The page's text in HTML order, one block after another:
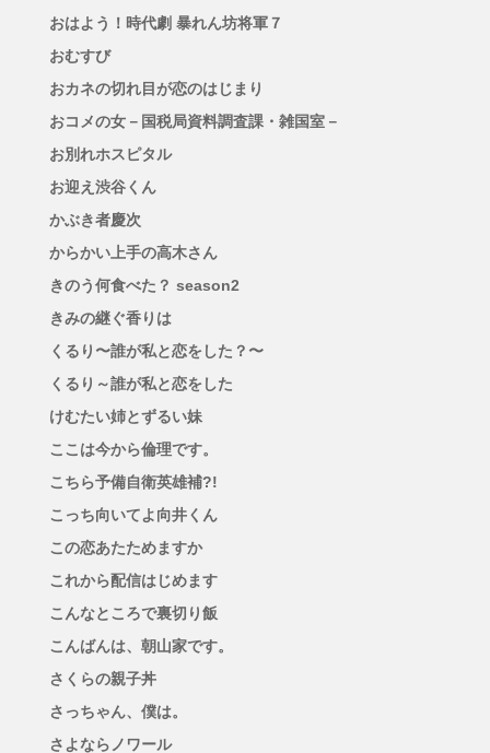
おはよう！時代劇 暴れん坊将軍７
おむすび
おカネの切れ目が恋のはじまり
おコメの女－国税局資料調査課・雑国室－
お別れホスピタル
お迎え渋谷くん
かぶき者慶次
からかい上手の高木さん
きのう何食べた？ season2
きみの継ぐ香りは
くるり〜誰が私と恋をした？〜
くるり～誰が私と恋をした
けむたい姉とずるい妹
ここは今から倫理です。
こちら予備自衛英雄補?!
こっち向いてよ向井くん
この恋あたためますか
これから配信はじめます
こんなところで裏切り飯
こんばんは、朝山家です。
さくらの親子丼
さっちゃん、僕は。
さよならノワール